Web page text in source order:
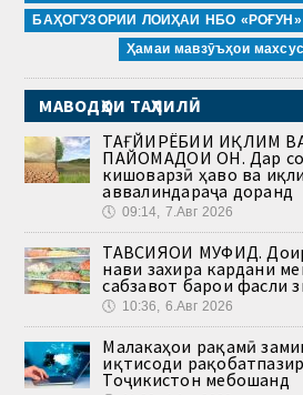
БАҲОГУЗОРИИ ЛОИҲАИ НБО «РОҒУН»
Ҳамаи мавзӯъҳои махсус
МАВОДҲОИ ТАҲЛИЛӢ
ТАҒЙИРЁБИИ ИҚЛИМ
ПАЙОМАДҲОИ ОН. Дар
кишоварзӣ ҳаво ва
аввалиндараҷа доранд
🕔 09:14, 7.Авг 2026
ТАВСИЯҲОИ МУФИД.
нави захира кардани
сабзавот барои фасли
🕔 10:36, 6.Авг 2026
Малакаҳои рақамӣ
иқтисоди
Тоҷикистон мебошанд